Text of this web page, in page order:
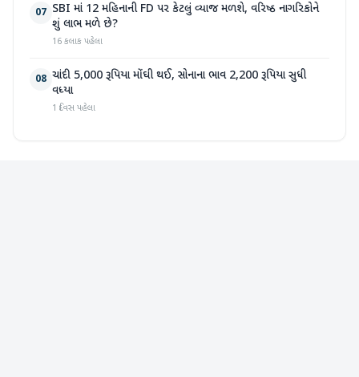
07 SBI માં 12 મહિનાની FD પર કેટલું વ્યાજ મળશે, વરિષ્ઠ નાગરિકોને
શું લાભ મળે છે?
16 કલાક પહેલા
08 ચાંદી 5,000 રૂપિયા મોંઘી થઈ, સોનાના ભાવ 2,200 રૂપિયા સુધી
વધ્યા
1 દિવસ પહેલા